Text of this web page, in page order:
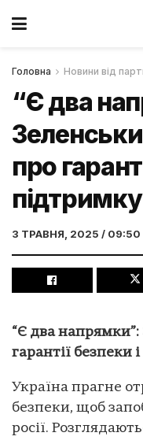
Головна Новини від
“Є два
про
3 ТРАВНЯ, 2025 / 09:50
“Є два
гарантії
Україна прагне
безпеки, щоб
росії.